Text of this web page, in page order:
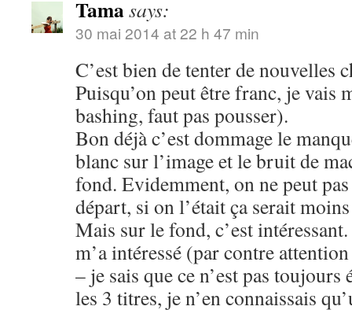
Tamasays:
30 mai 2014 at 22 h 47 min
C’est bien de tenter de nouvelles
Puisqu’on peut être franc, je vais
bashing, faut pas pousser).
Bon déjà c’est dommage le
blanc sur l’image et le bruit de
fond. Evidemment, on ne peut
départ, si on l’était ça serait
Mais sur le fond, c’est
m’a intéressé (par contre
– je sais que ce n’est pas
les 3 titres, je n’en connaissais